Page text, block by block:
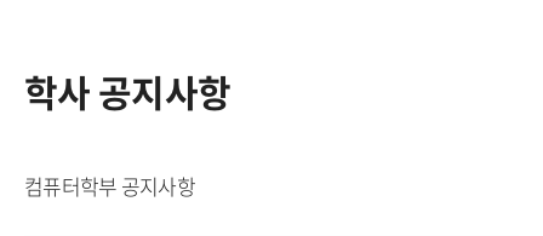
대학원
학사 공지사항
컴퓨터학부 공지사항